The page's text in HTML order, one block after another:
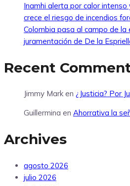
Inamhi alerta por calor intenso
crece el riesgo de incendios
Colombia pasa al campo de
juramentación de De la
Recent
Jimmy Mark en ¿Justicia? Por
Guillermina en Ahorrativa la
Archives
agosto 2026
julio 2026